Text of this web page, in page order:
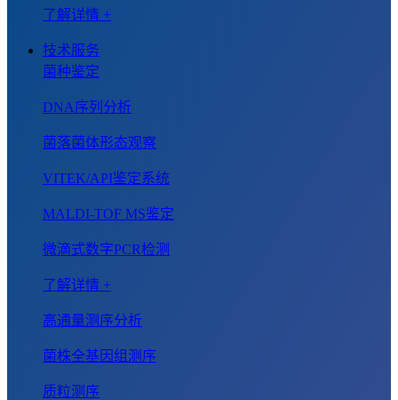
了解详情 +
技术服务
菌种鉴定
DNA序列分析
菌落菌体形态观察
VITEK/API鉴定系统
MALDI-TOF MS鉴定
微滴式数字PCR检测
了解详情 +
高通量测序分析
菌株全基因组测序
质粒测序